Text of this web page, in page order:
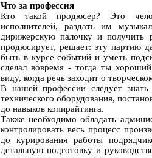
Что за профессия
Кто такой продюсер? Это
исполнителей, раздать им
дирижерскую палочку и получить
продюсирует, решает: эту партию
быть в курсе событий и уметь
сделал вовремя - тогда ты
виду, когда речь заходит о
В нашей профессии следует
технического оборудования,
до навыков копирайтинга.
Также необходимо обладать
контролировать весь процесс
до курирования работы
детальную подготовку и